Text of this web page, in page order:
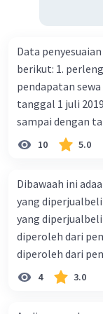
Data
berikut: 1. perlengkapan yang tersisa Rp500.000,00 2.
pendapatan
tanggal 1 juli 2019. 3. iklan dibayar untuk 10 kali terbit,
sampai dengan
terbit. 4. gaji
Rp800.000,00
10 5.0
Dibawaah ini
yang
yang
diperoleh dari
diperoleh dari
merupakan ciri
nomor…. a. 1 dan
4 3.0